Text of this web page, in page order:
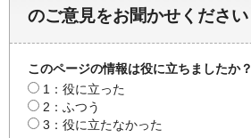
のご意見をお聞かせください
このページの情報は役に立ちましたか？
1：役に立った
2：ふつう
3：役に立たなかった